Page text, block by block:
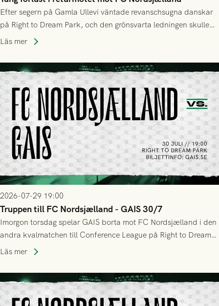
Efter segern på Gamla Ullevi väntade revanschsugna danskar
på Right to Dream Park, och den grönsvarta ledningen skulle
upphöra efter mindre än kvarten spelad. På lika mark visade
tennissiffror och det grönsvarta europaäventyret tog slut.
Läs mer
2026-07-29 19:00
Truppen till FC Nordsjælland - GAIS 30/7
Imorgon torsdag spelar GAIS borta mot FC Nordsjælland i den
andra kvalmatchen till Conference League på Right to Dream
Park! Fredrik Holmberg och ledarstaben har tagit ut följande
Läs mer